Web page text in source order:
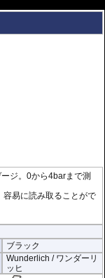
ジ。0から4barまで測
容易に読み取ることがで
ブラック
Wunderlich / ワンダーリ
ッヒ